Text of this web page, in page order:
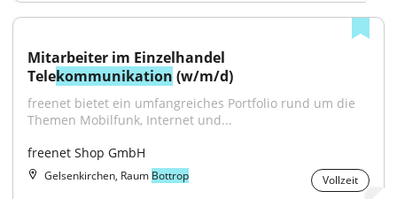
Mitarbeiter im Einzelhandel
Telekommunikation (w/m/d)
freenet bietet ein umfangreiches Portfolio rund um die
Themen Mobilfunk, Internet und...
freenet Shop GmbH
Gelsenkirchen, Raum Bottrop Vollzeit